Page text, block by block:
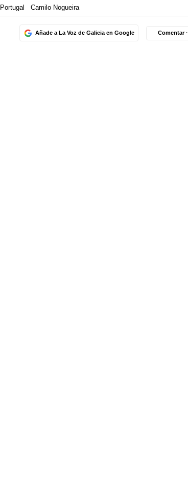
Portugal Camilo Nogueira
Añade a La Voz de Galicia en Google Comentar ·